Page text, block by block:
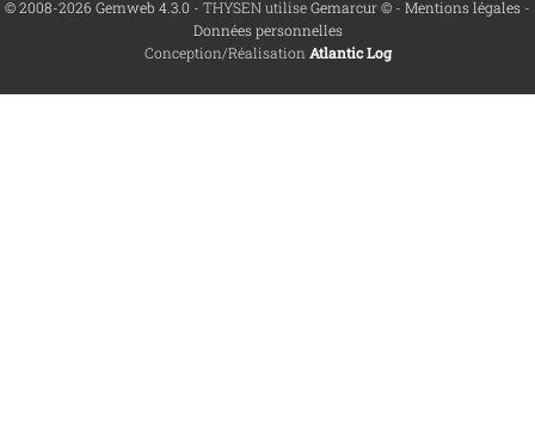
© 2008-2026 Gemweb 4.3.0 - THYSEN utiliseGemarcur © - Mentions légales -
Données personnelles
Conception/Réalisation Atlantic Log